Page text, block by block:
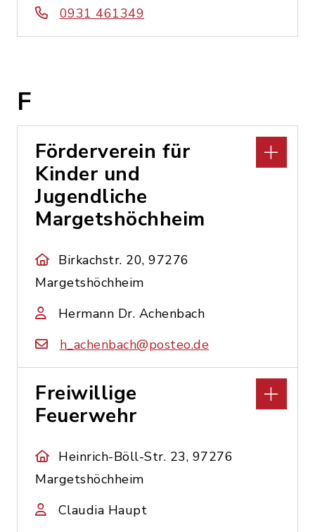
0931 461349
F
Förderverein für
Kinder und
Jugendliche
Margetshöchheim
Birkachstr. 20, 97276
Margetshöchheim
Hermann Dr. Achenbach
h_achenbach@posteo.de
Freiwillige
Feuerwehr
Heinrich-Böll-Str. 23, 97276
Margetshöchheim
Claudia Haupt